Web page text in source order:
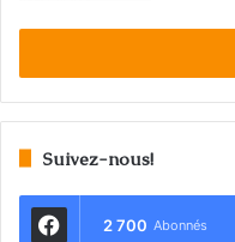
Suivez-nous!
2 700 Abonnés